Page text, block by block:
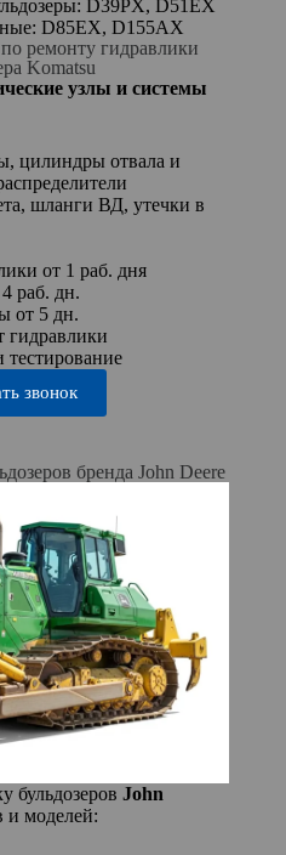
D39PX, D51EX
D85EX, D155AX
ремонту гидравлики
Komatsu
узлы и системы
цилиндры отвала и
шланги ВД, утечки в
от 1 раб. дня
раб. дн.
от 5 дн.
гидравлики
тестирование
звонок
бренда John Deere
бульдозеров John
моделей: